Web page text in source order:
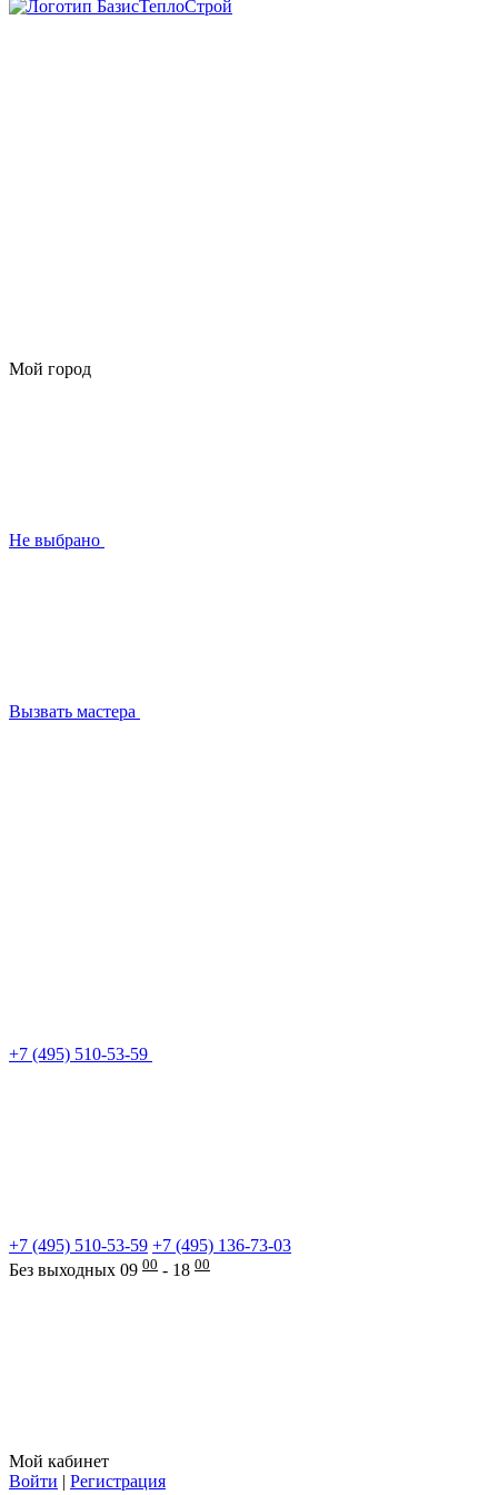
Мой город
Не выбрано
Вызвать мастера
+7 (495) 510-53-59
+7 (495) 510-53-59 +7 (495) 136-73-03
Без выходных 09 00 - 18 00
Мой кабинет
Войти | Регистрация